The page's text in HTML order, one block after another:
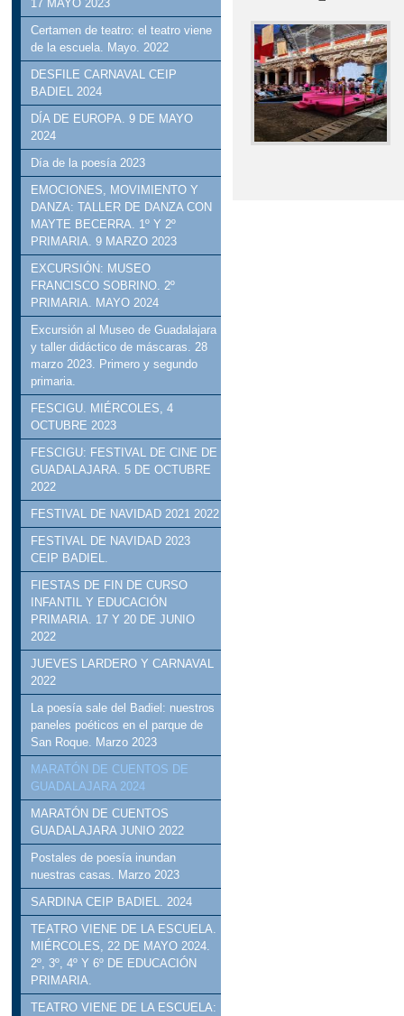
17 MAYO 2023
Certamen de teatro: el teatro viene
de la escuela. Mayo. 2022
DESFILE CARNAVAL CEIP
BADIEL 2024
DÍA DE EUROPA. 9 DE MAYO
2024
Día de la poesía 2023
EMOCIONES, MOVIMIENTO Y
DANZA: TALLER DE DANZA CON
MAYTE BECERRA. 1º Y 2º
PRIMARIA. 9 MARZO 2023
EXCURSIÓN: MUSEO
FRANCISCO SOBRINO. 2º
PRIMARIA. MAYO 2024
Excursión al Museo de Guadalajara
y taller didáctico de máscaras. 28
marzo 2023. Primero y segundo
primaria.
FESCIGU. MIÉRCOLES, 4
OCTUBRE 2023
FESCIGU: FESTIVAL DE CINE DE
GUADALAJARA. 5 DE OCTUBRE
2022
FESTIVAL DE NAVIDAD 2021 2022
FESTIVAL DE NAVIDAD 2023
CEIP BADIEL.
FIESTAS DE FIN DE CURSO
INFANTIL Y EDUCACIÓN
PRIMARIA. 17 Y 20 DE JUNIO
2022
JUEVES LARDERO Y CARNAVAL
2022
La poesía sale del Badiel: nuestros
paneles poéticos en el parque de
San Roque. Marzo 2023
MARATÓN DE CUENTOS DE
GUADALAJARA 2024
MARATÓN DE CUENTOS
GUADALAJARA JUNIO 2022
Postales de poesía inundan
nuestras casas. Marzo 2023
SARDINA CEIP BADIEL. 2024
TEATRO VIENE DE LA ESCUELA.
MIÉRCOLES, 22 DE MAYO 2024.
2º, 3º, 4º Y 6º DE EDUCACIÓN
PRIMARIA.
TEATRO VIENE DE LA ESCUELA: